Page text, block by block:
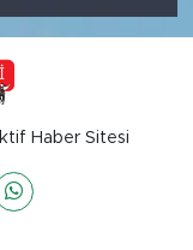
Haber Sitesi